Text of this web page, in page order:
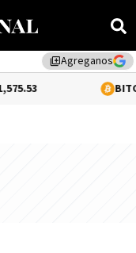
library_addAgreganos
-0.31%